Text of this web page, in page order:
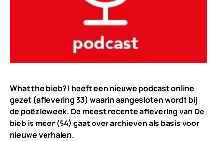
What the bieb?! heeft een nieuwe podcast online
gezet (aflevering 33) waarin aangesloten wordt bij
de poëzieweek. De meest recente aflevering van De
bieb is meer (54) gaat over archieven als basis voor
nieuwe verhalen.